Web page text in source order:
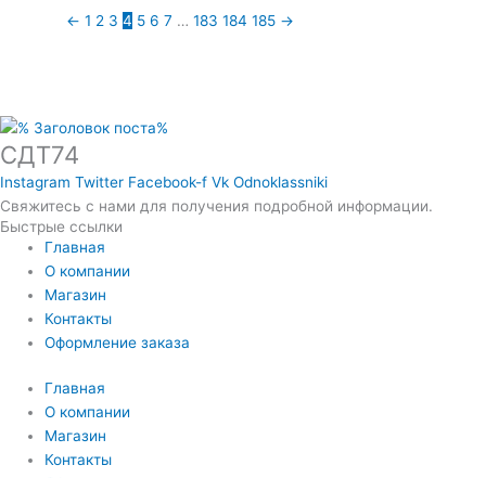
← 1 2 3 4 5 6 7 … 183 184 185 →
СДТ74
Instagram Twitter Facebook-f Vk Odnoklassniki
Свяжитесь с нами для получения подробной информации.
Быстрые ссылки
Главная
О компании
Магазин
Контакты
Оформление заказа
Главная
О компании
Магазин
Контакты